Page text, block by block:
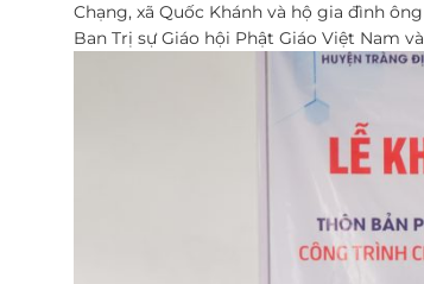
Chạng, xã Quốc Khánh và hộ gia đình
Ban Trị sự Giáo hội Phật Giáo Việt Nam